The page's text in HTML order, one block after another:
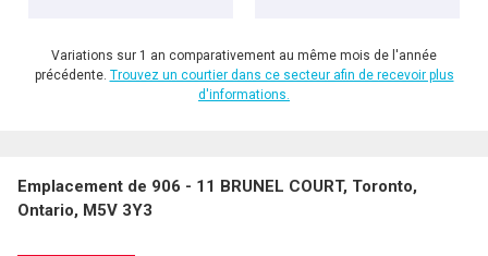
Variations sur 1 an comparativement au même mois de l'année
précédente. Trouvez un courtier dans ce secteur afin de recevoir plus
d'informations.
Emplacement de 906 - 11 BRUNEL COURT, Toronto,
Ontario, M5V 3Y3